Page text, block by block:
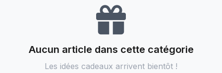
Aucun article dans cette catégorie
Les idées cadeaux arrivent bientôt !